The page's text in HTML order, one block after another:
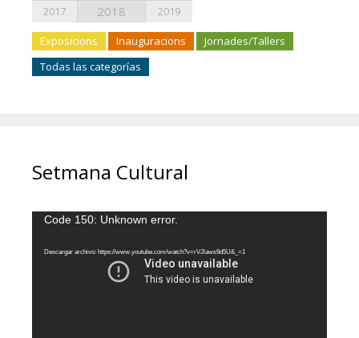
2017 2018 2019
Exposicions Inauguracions
Jornades/Tallers
Todas las categorías
Setmana Cultural
Reproductor
vídeo
Code 150: Unknown error.
Descargar archivo: https://www.youtube.com/watch?v=rVJlaws9d5U&_=1